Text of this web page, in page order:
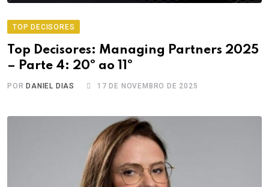
TOP DECISORES
Top Decisores: Managing Partners 2025
– Parte 4: 20º ao 11º
PORDANIEL DIAS 17 DE NOVEMBRO DE 2025